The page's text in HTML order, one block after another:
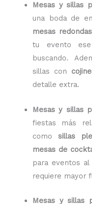
Mesas y sillas
una boda de
mesas redondas
tu evento
buscando.
sillas con
detalle extra.
Mesas y sillas
fiestas más
como sillas
mesas de
para eventos
requiere mayor
Mesas y sillas